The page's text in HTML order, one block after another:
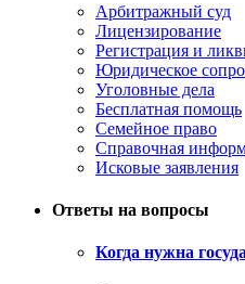
Арбитражный суд
Лицензирование
Регистрация и
Юридическое
Уголовные дела
Бесплатная помощь
Семейное право
Справочная
Исковые заявления
Ответы на вопросы
Когда нужна